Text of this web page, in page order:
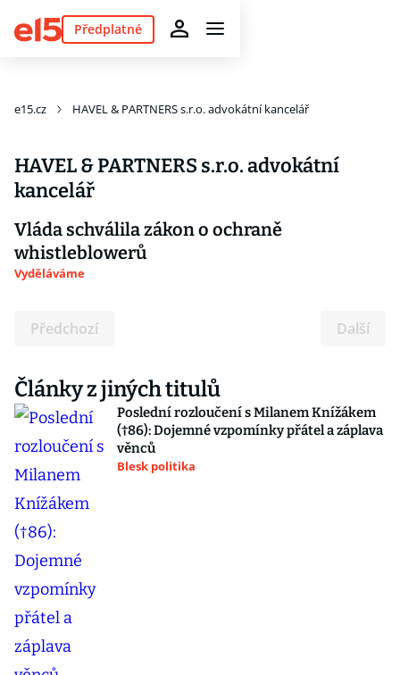
Předplatné
e15.cz HAVEL & PARTNERS s.r.o. advokátní kancelář
HAVEL & PARTNERS s.r.o. advokátní
kancelář
Vláda schválila zákon o ochraně
whistleblowerů
Vyděláváme
Předchozí Další
Články z jiných titulů
Poslední rozloučení s Milanem Knížákem
(†86): Dojemné vzpomínky přátel a záplava
věnců
Blesk politika